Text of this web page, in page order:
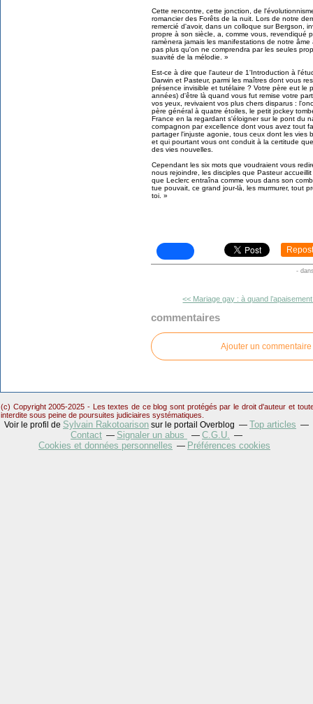
Cette rencontre, cette jonction, de
romancier des Forêts de la nuit. Lors de notre
remercié d'avoir, dans un colloque sur Bergson,
propre à son siècle, a, comme vous, revendiqué
ramènera jamais les manifestations de notre
pas plus qu'on ne comprendra par les seules
suavité de la mélodie. »
Est-ce à dire que l'auteur de 1'Introduction à
Darwin et Pasteur, parmi les maîtres dont vous
présence invisible et tutélaire ? Votre père eut le
années) d'être là quand vous fut remise votre
vos yeux, revivaient vos plus chers disparus :
père général à quatre étoiles, le petit jockey
France en la regardant s'éloigner sur le pont du
compagnon par excellence dont vous avez tout
partager l'injuste agonie, tous ceux dont les vies
et qui pourtant vous ont conduit à la certitude
des vies nouvelles.
Cependant les six mots que voudraient vous
nous rejoindre, les disciples que Pasteur
que Leclerc entraîna comme vous dans son
tue pouvait, ce grand jour-là, les murmurer, tout
toi. »
Repost
-
<< Mariage gay : à quand
commentaires
Ajouter un commentaire
(c) Copyright 2005-2025 - Les textes de ce blog sont protégés par le droit d'auteur et
interdite sous peine de poursuites judiciaires systématiques.
Voir le profil de Sylvain Rakotoarison sur le portail Overblog
Top articles
Contact
Signaler un abus
C.G.U.
Cookies et données personnelles
Préférences cookies